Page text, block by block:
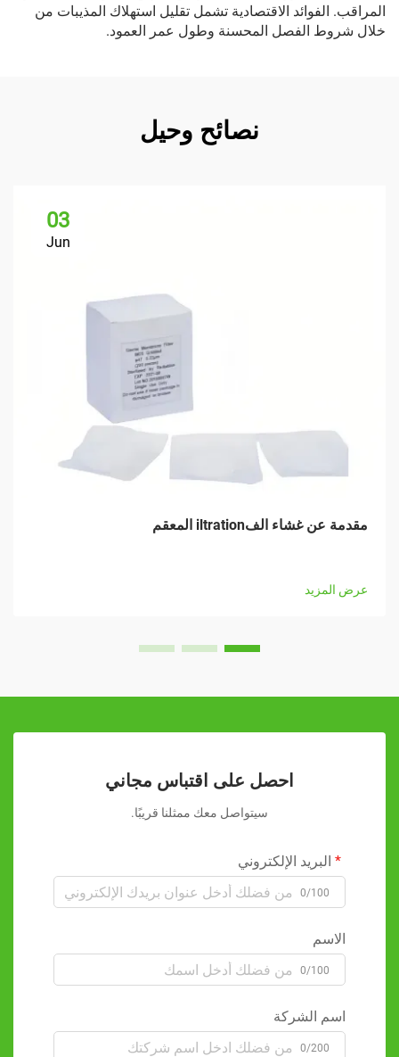
المراقب. الفوائد الاقتصادية تشمل تقليل استهلاك المذيبات من
خلال شروط الفصل المحسنة وطول عمر العمود.
نصائح وحيل
03
Jun
مقدمة عن غشاء الفiltration المعقم
عرض المزيد
احصل على اقتباس مجاني
سيتواصل معك ممثلنا قريبًا.
البريد الإلكتروني
0/100
الاسم
0/100
اسم الشركة
0/200